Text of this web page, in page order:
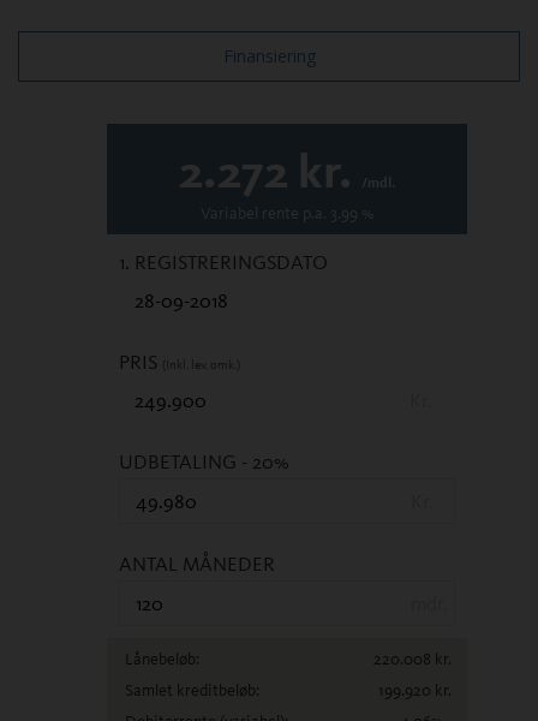
Finansiering
2.272 kr. /mdl.
Variabel rente p.a. 3.99 %
1. REGISTRERINGSDATO
PRIS (Inkl. lev. omk.)
UDBETALING - 20%
ANTAL MÅNEDER
Lånebeløb: 220.008 kr.
Samlet kreditbeløb:
199.920 kr.